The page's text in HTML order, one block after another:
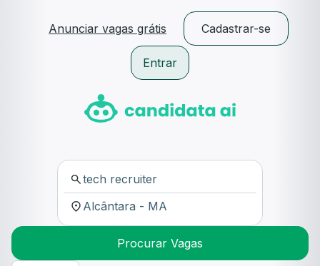
Anunciar vagas grátis Cadastrar-se
Entrar
Procurar Vagas